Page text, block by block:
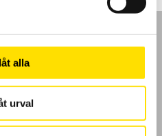
alla
urval